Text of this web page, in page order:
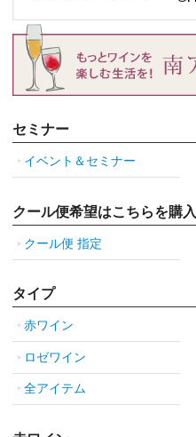
セミナー
イベント＆セミナー
クール便希望はこちらを購入
クール便 指定
タイプ
赤ワイン
ロゼワイン
全アイテム